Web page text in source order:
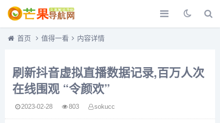
首页 值得一看 内容详情
刷新抖音虚拟直播数据记录,百万人次
在线围观 “令颜欢”
2023-02-28 803 sokucc